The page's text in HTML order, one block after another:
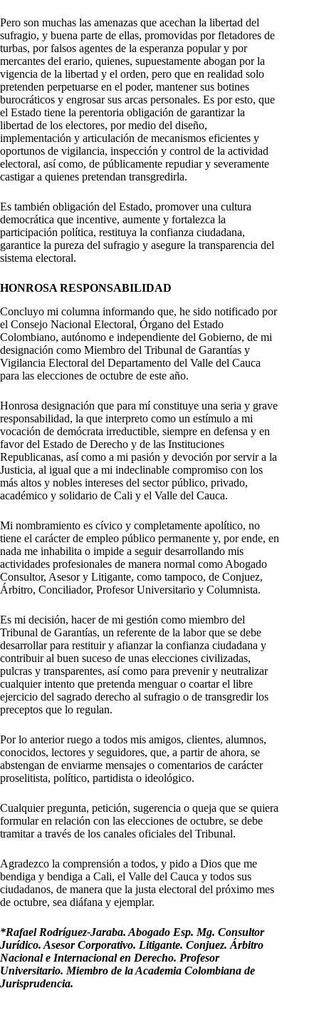
Pero son muchas las amenazas que acechan la libertad del
sufragio, y buena parte de ellas, promovidas por fletadores de
turbas, por falsos agentes de la esperanza popular y por
mercantes del erario, quienes, supuestamente abogan por la
vigencia de la libertad y el orden, pero que en realidad solo
pretenden perpetuarse en el poder, mantener sus botines
burocráticos y engrosar sus arcas personales. Es por esto, que
el Estado tiene la perentoria obligación de garantizar la
libertad de los electores, por medio del diseño,
implementación y articulación de mecanismos eficientes y
oportunos de vigilancia, inspección y control de la actividad
electoral, así como, de públicamente repudiar y severamente
castigar a quienes pretendan transgredirla.
Es también obligación del Estado, promover una cultura
democrática que incentive, aumente y fortalezca la
participación política, restituya la confianza ciudadana,
garantice la pureza del sufragio y asegure la transparencia del
sistema electoral.
HONROSA RESPONSABILIDAD
Concluyo mi columna informando que, he sido notificado por
el Consejo Nacional Electoral, Órgano del Estado
Colombiano, autónomo e independiente del Gobierno, de mi
designación como Miembro del Tribunal de Garantías y
Vigilancia Electoral del Departamento del Valle del Cauca
para las elecciones de octubre de este año.
Honrosa designación que para mí constituye una seria y grave
responsabilidad, la que interpreto como un estímulo a mi
vocación de demócrata irreductible, siempre en defensa y en
favor del Estado de Derecho y de las Instituciones
Republicanas, así como a mi pasión y devoción por servir a la
Justicia, al igual que a mi indeclinable compromiso con los
más altos y nobles intereses del sector público, privado,
académico y solidario de Cali y el Valle del Cauca.
Mi nombramiento es cívico y completamente apolítico, no
tiene el carácter de empleo público permanente y, por ende, en
nada me inhabilita o impide a seguir desarrollando mis
actividades profesionales de manera normal como Abogado
Consultor, Asesor y Litigante, como tampoco, de Conjuez,
Árbitro, Conciliador, Profesor Universitario y Columnista.
Es mi decisión, hacer de mi gestión como miembro del
Tribunal de Garantías, un referente de la labor que se debe
desarrollar para restituir y afianzar la confianza ciudadana y
contribuir al buen suceso de unas elecciones civilizadas,
pulcras y transparentes, así como para prevenir y neutralizar
cualquier intento que pretenda menguar o coartar el libre
ejercicio del sagrado derecho al sufragio o de transgredir los
preceptos que lo regulan.
Por lo anterior ruego a todos mis amigos, clientes, alumnos,
conocidos, lectores y seguidores, que, a partir de ahora, se
abstengan de enviarme mensajes o comentarios de carácter
proselitista, político, partidista o ideológico.
Cualquier pregunta, petición, sugerencia o queja que se quiera
formular en relación con las elecciones de octubre, se debe
tramitar a través de los canales oficiales del Tribunal.
Agradezco la comprensión a todos, y pido a Dios que me
bendiga y bendiga a Cali, el Valle del Cauca y todos sus
ciudadanos, de manera que la justa electoral del próximo mes
de octubre, sea diáfana y ejemplar.
*Rafael Rodríguez-Jaraba. Abogado Esp. Mg. Consultor
Jurídico. Asesor Corporativo. Litigante. Conjuez. Árbitro
Nacional e Internacional en Derecho. Profesor
Universitario. Miembro de la Academia Colombiana de
Jurisprudencia.